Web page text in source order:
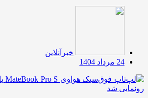
خبرآنلاین
24 مرداد 1404